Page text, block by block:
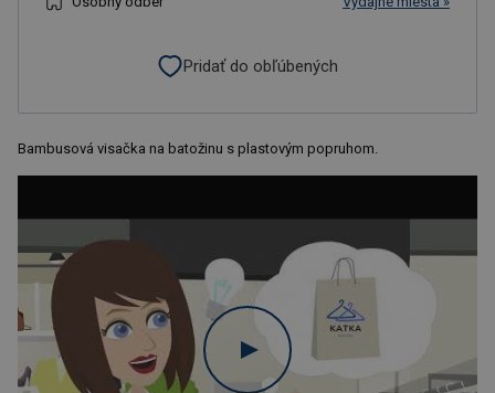
Pridať do obľúbených
Bambusová visačka na batožinu s plastovým popruhom.